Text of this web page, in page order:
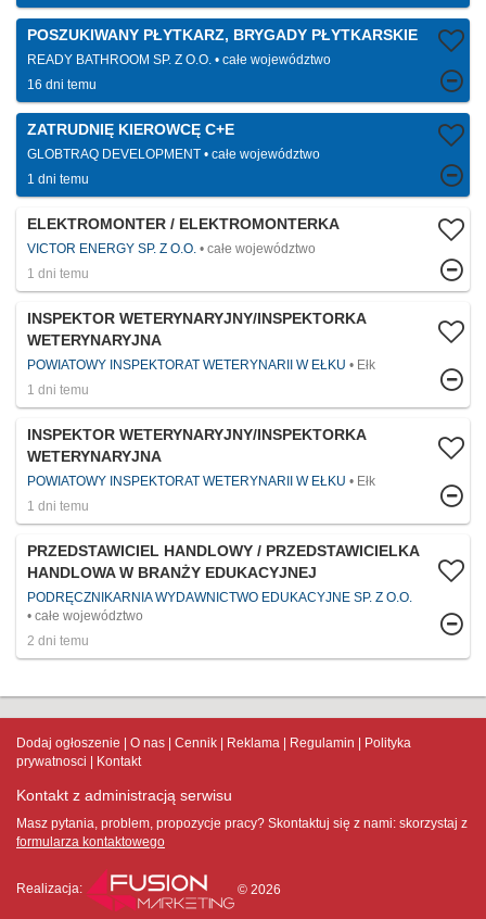
POSZUKIWANY PŁYTKARZ, BRYGADY PŁYTKARSKIE
READY BATHROOM SP. Z O.O.
całe województwo
16 dni temu
ZATRUDNIĘ KIEROWCĘ C+E
GLOBTRAQ DEVELOPMENT
całe województwo
1 dni temu
ELEKTROMONTER / ELEKTROMONTERKA
VICTOR ENERGY SP. Z O.O.
całe województwo
1 dni temu
INSPEKTOR WETERYNARYJNY/INSPEKTORKA
WETERYNARYJNA
POWIATOWY INSPEKTORAT WETERYNARII W EŁKU
Ełk
1 dni temu
INSPEKTOR WETERYNARYJNY/INSPEKTORKA
WETERYNARYJNA
POWIATOWY INSPEKTORAT WETERYNARII W EŁKU
Ełk
1 dni temu
PRZEDSTAWICIEL HANDLOWY / PRZEDSTAWICIELKA
HANDLOWA W BRANŻY EDUKACYJNEJ
PODRĘCZNIKARNIA WYDAWNICTWO EDUKACYJNE SP. Z O.O.
całe województwo
2 dni temu
Dodaj ogłoszenie O nas Cennik Reklama Regulamin
Polityka
prywatnosci
Kontakt
Kontakt z administracją serwisu
Masz pytania, problem, propozycje pracy? Skontaktuj się z nami: skorzystaj z
formularza kontaktowego
Realizacja: © 2026